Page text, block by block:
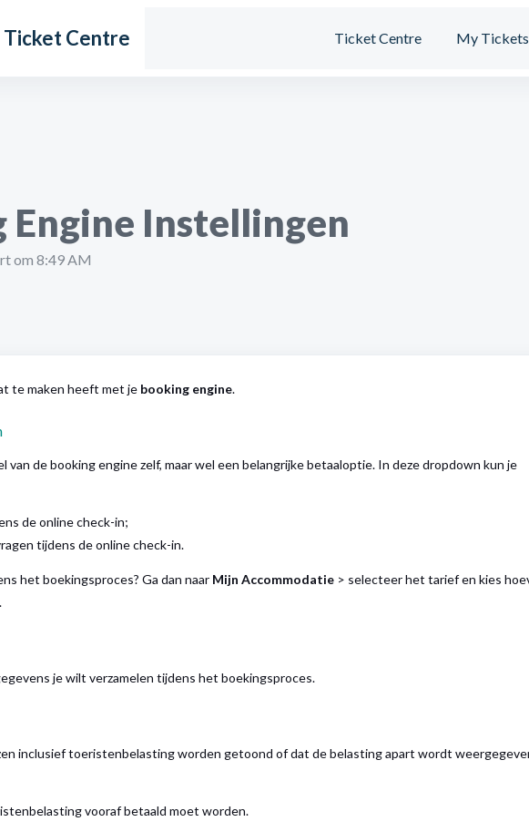
Ticket Centre Ticket Centre My Tickets
Engine Instellingen
om 8:49 AM
te maken heeft met je booking engine.
van de booking engine zelf, maar wel een belangrijke betaaloptie. In deze dropdown kun je
de online check-in;
tijdens de online check-in.
het boekingsproces? Ga dan naar Mijn Accommodatie > selecteer het tarief en kies
je wilt verzamelen tijdens het boekingsproces.
inclusief toeristenbelasting worden getoond of dat de belasting apart wordt
vooraf betaald moet worden.